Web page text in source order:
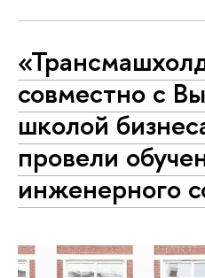
совместно с
школой
провели
инженерного